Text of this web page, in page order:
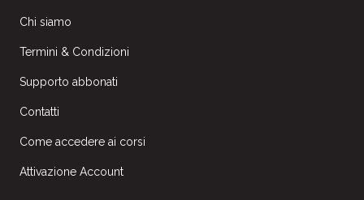
Chi siamo
Termini & Condizioni
Supporto abbonati
Contatti
Come accedere ai corsi
Attivazione Account